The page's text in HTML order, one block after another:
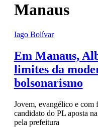
Manaus
Iago Bolívar
Em Manaus,
limites da
bolsonarismo
Jovem, evangélico e com
candidato do PL aposta
pela prefeitura